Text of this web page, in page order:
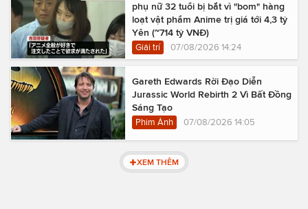
phụ nữ 32 tuổi bị bắt vì "bom" hàng
loạt vật phẩm Anime trị giá tới 4,3 tỷ
Yên (~714 tỷ VNĐ)
Giải trí 07/08/2026 14:24
Gareth Edwards Rời Đạo Diễn
Jurassic World Rebirth 2 Vì Bất Đồng
Sáng Tạo
Phim Ảnh 07/08/2026 14:05
XEM THÊM